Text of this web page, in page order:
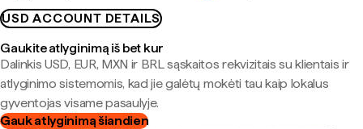
USD ACCOUNT DETAILS
Gaukite atlyginimą iš bet kur
Dalinkis USD, EUR, MXN ir BRL sąskaitos rekvizitais su klientais ir
atlyginimo sistemomis, kad jie galėtų mokėti tau kaip lokalus
gyventojas visame pasaulyje.
Gauk atlyginimą šiandien